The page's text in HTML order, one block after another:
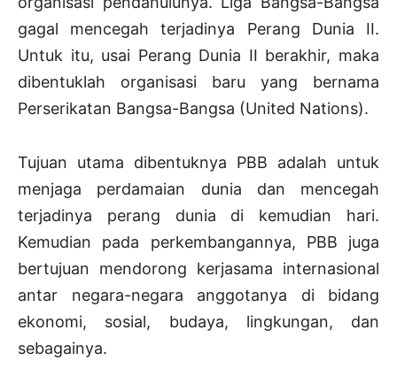
gagal mencegah terjadinya Perang Dunia II.
Untuk itu, usai Perang Dunia II berakhir, maka
dibentuklah organisasi baru yang bernama
Perserikatan Bangsa-Bangsa (United Nations).
Tujuan utama dibentuknya PBB adalah untuk
menjaga perdamaian dunia dan mencegah
terjadinya perang dunia di kemudian hari.
Kemudian pada perkembangannya, PBB juga
bertujuan mendorong kerjasama internasional
antar negara-negara anggotanya di bidang
ekonomi, sosial, budaya, lingkungan, dan
sebagainya.